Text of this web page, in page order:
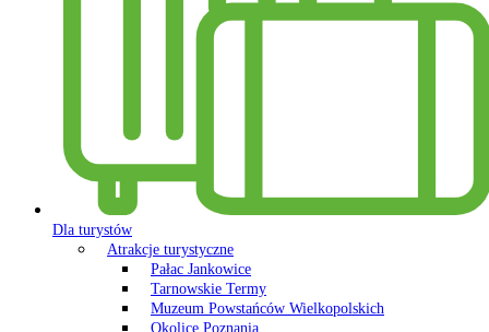
Dla turystów
Atrakcje turystyczne
Pałac Jankowice
Tarnowskie Termy
Muzeum Powstańców Wielkopolskich
Okolice Poznania